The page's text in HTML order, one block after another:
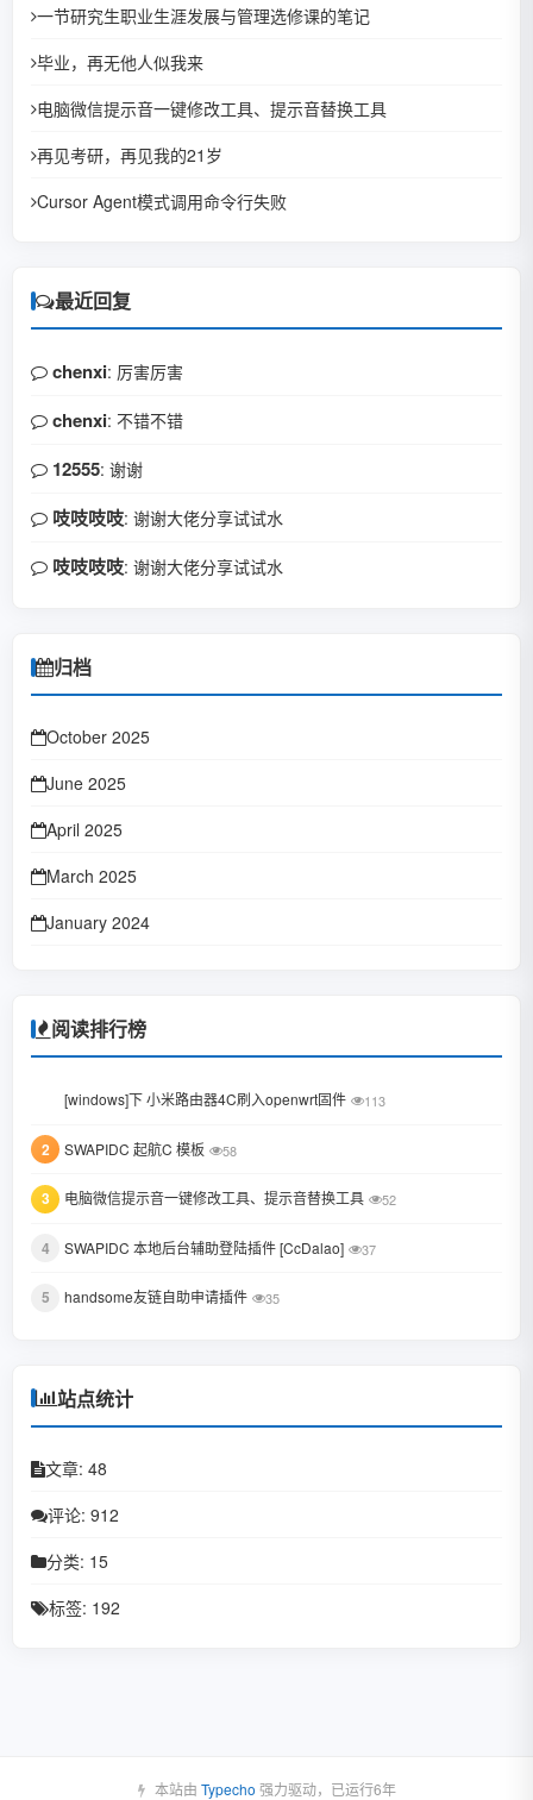
一节研究生职业生涯发展与管理选修课的笔记
毕业，再无他人似我来
电脑微信提示音一键修改工具、提示音替换工具
再见考研，再见我的21岁
Cursor Agent模式调用命令行失败
最近回复
chenxi: 厉害厉害
chenxi: 不错不错
12555: 谢谢
吱吱吱吱: 谢谢大佬分享试试水
吱吱吱吱: 谢谢大佬分享试试水
归档
October 2025
June 2025
April 2025
March 2025
January 2024
January 2023
June 2022
February 2022
January 2022
October 2021
August 2021
July 2021
December 2020
November 2020
September 2020
July 2020
June 2020
May 2020
阅读排行榜
[windows]下 小米路由器4C刷入openwrt固件 113
2 SWAPIDC 起航C 模板 58
3 电脑微信提示音一键修改工具、提示音替换工具 52
4 SWAPIDC 本地后台辅助登陆插件 [CcDalao] 37
5 handsome友链自助申请插件 35
站点统计
文章: 48
评论: 912
分类: 15
标签: 192
本站由 Typecho 强力驱动，已运行6年